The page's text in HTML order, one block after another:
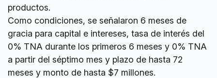
productos.
Como condiciones, se señalaron 6 meses de
gracia para capital e intereses, tasa de interés del
0% TNA durante los primeros 6 meses y 0% TNA
a partir del séptimo mes y plazo de hasta 72
meses y monto de hasta $7 millones.